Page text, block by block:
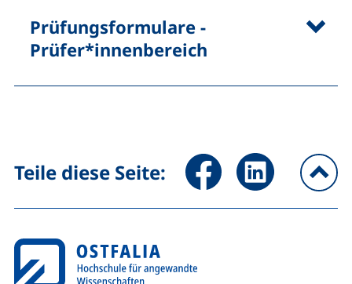
Prüfungsformulare -
Prüfer*innenbereich
Teile diese Seite: Seite über Facebook teilen
Seite über